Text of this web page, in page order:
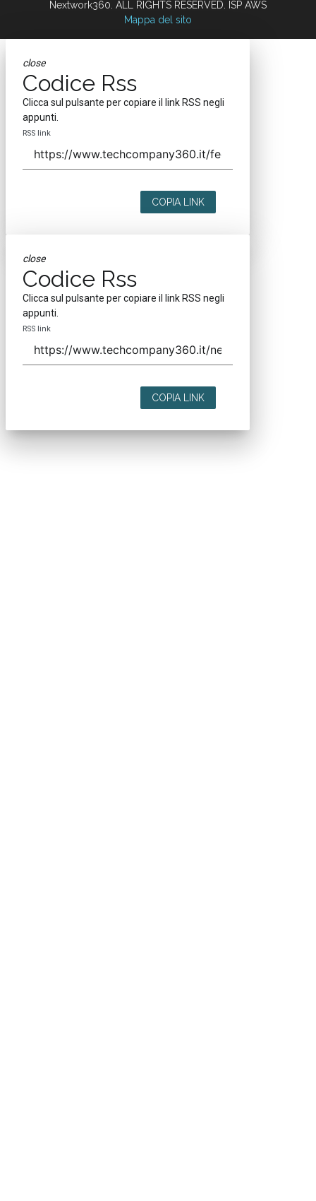
Nextwork360. ALL RIGHTS RESERVED. ISP AWS
Mappa del sito
close
Codice Rss
Clicca sul pulsante per copiare il link RSS negli
appunti.
RSS link
COPIA LINK
close
Codice Rss
Clicca sul pulsante per copiare il link RSS negli
appunti.
RSS link
COPIA LINK